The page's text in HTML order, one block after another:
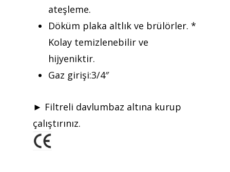
ateşleme.
Döküm plaka altlık ve brülörler. *
Kolay temizlenebilir ve
hijyeniktir.
Gaz girişi:3/4″
► Filtreli davlumbaz altına kurup
çalıştırınız.